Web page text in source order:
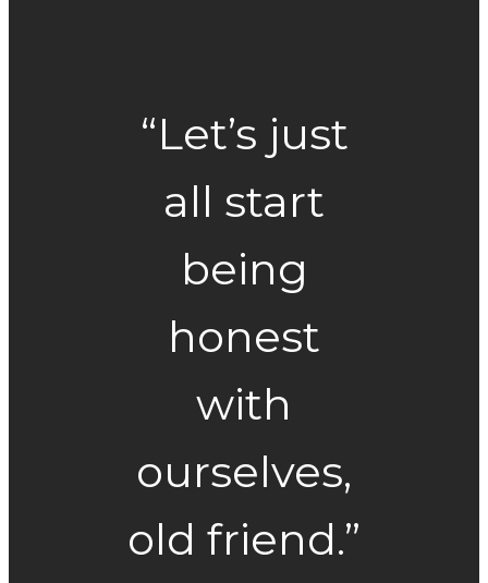
“Let’s just
all start
being
honest
with
ourselves,
old friend.”